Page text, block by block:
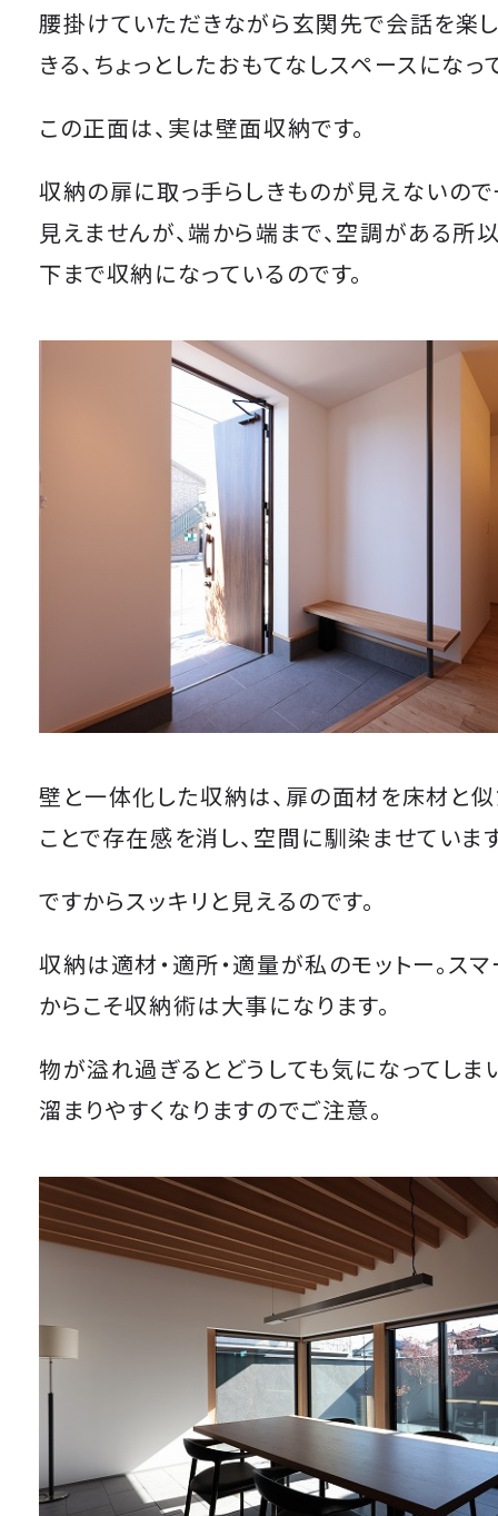
腰掛けていただきながら玄関先で会話を楽
きる、ちょっとしたおもてなしスペースになっ
この正面は、実は壁面収納です。
収納の扉に取っ手らしきものが見えないの
見えませんが、端から端まで、空調がある所
下まで収納になっているのです。
壁と一体化した収納は、扉の面材を床材と
ことで存在感を消し、空間に馴染ませていま
ですからスッキリと見えるのです。
収納は適材・適所・適量が私のモットー。ス
からこそ収納術は大事になります。
物が溢れ過ぎるとどうしても気になってしま
溜まりやすくなりますのでご注意。